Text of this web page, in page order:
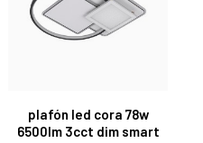
plafón led cora 78w
6500lm 3cct dim smart